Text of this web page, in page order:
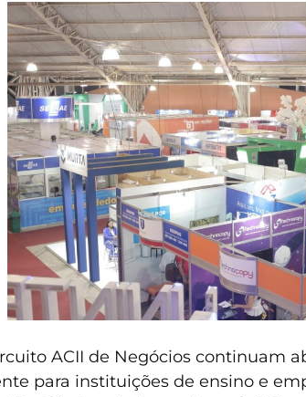
ACII de Negócios continuam
para instituições de ensino e